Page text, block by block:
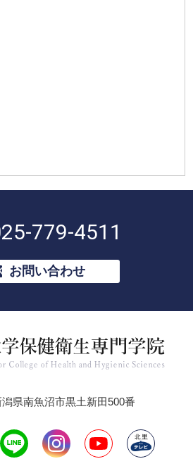
779-4511
お問い合わせ
潟県南魚沼市黒土新田500番